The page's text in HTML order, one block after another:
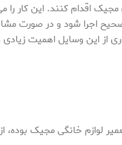
اقدام کنند. این کار
اجرا شود و در صورت
از این وسایل اهمیت زیادی
لوازم خانگی مجیک